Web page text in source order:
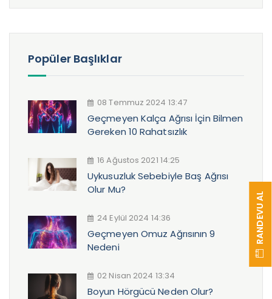
RANDEVU AL
Popüler Başlıklar
08 Temmuz 2024 13:47
Geçmeyen Kalça Ağrısı İçin Bilmen
Gereken 10 Rahatsızlık
16 Ağustos 2021 14:25
Uykusuzluk Sebebiyle Baş Ağrısı
Olur Mu?
24 Eylül 2024 14:36
Geçmeyen Omuz Ağrısının 9
Nedeni
02 Nisan 2024 13:34
Boyun Hörgücü Neden Olur?